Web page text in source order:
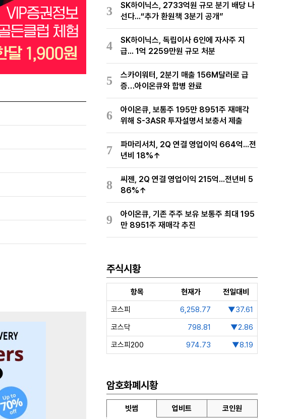
3
SK하이닉스, 2733억원 규모 분기 배당 나
선다...“추가 환원책 3분기 공개”
4
SK하이닉스, 독립이사 6인에 자사주 지
급... 1억 2259만원 규모 처분
5
스카이워터, 2분기 매출 156M달러로 급
증…아이온큐와 합병 완료
6
아이온큐, 보통주 195만 8951주 재매각
위해 S-3ASR 투자설명서 보충서 제출
7
파마리서치, 2Q 연결 영업이익 664억...전
년비 18%↑
8
씨젠, 2Q 연결 영업이익 215억...전년비 5
86%↑
9
아이온큐, 기존 주주 보유 보통주 최대 195
만 8951주 재매각 추진
주식시황
항목 현재가
전일대비
코스피
6,258.77
▼37.61
코스닥
798.81
▼2.86
코스피200
974.73 ▼8.19
암호화폐시황
빗썸 업비트 코인원